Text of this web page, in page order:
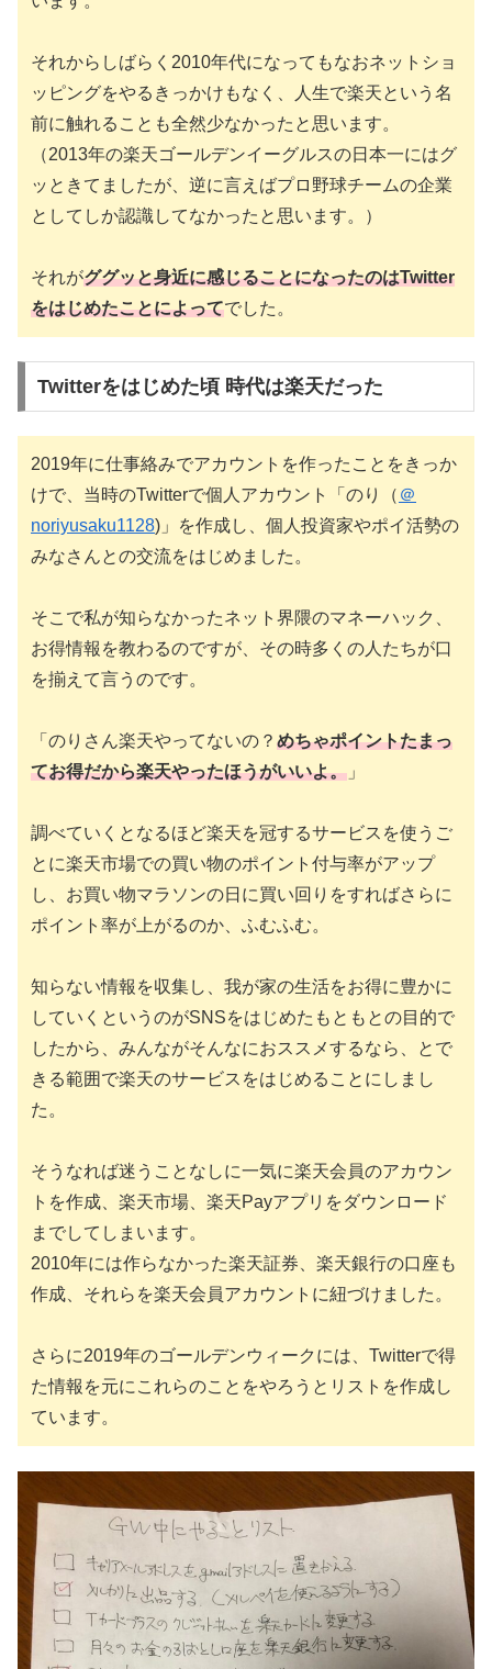
それからしばらく2010年代になってもなおネットショ
ッピングをやるきっかけもなく、人生で楽天という名
前に触れることも全然少なかったと思います。
（2013年の楽天ゴールデンイーグルスの日本一にはグ
ッときてましたが、逆に言えばプロ野球チームの企業
としてしか認識してなかったと思います。）
それがググッと身近に感じることになったのはTwitter
をはじめたことによってでした。
Twitterをはじめた頃 時代は楽天だった
2019年に仕事絡みでアカウントを作ったことをきっか
けで、当時のTwitterで個人アカウント「のり（ ＠
noriyusaku1128)」を作成し、個人投資家やポイ活勢の
みなさんとの交流をはじめました。
そこで私が知らなかったネット界隈のマネーハック、
お得情報を教わるのですが、その時多くの人たちが口
を揃えて言うのです。
「のりさん楽天やってないの？ めちゃポイントたまっ
てお得だから楽天やったほうがいいよ。 」
調べていくとなるほど楽天を冠するサービスを使うご
とに楽天市場での買い物のポイント付与率がアップ
し、お買い物マラソンの日に買い回りをすればさらに
ポイント率が上がるのか、ふむふむ。
知らない情報を収集し、我が家の生活をお得に豊かに
していくというのがSNSをはじめたもともとの目的で
したから、みんながそんなにおススメするなら、とで
きる範囲で楽天のサービスをはじめることにしまし
た。
そうなれば迷うことなしに一気に楽天会員のアカウン
トを作成、楽天市場、楽天Payアプリをダウンロード
までしてしまいます。
2010年には作らなかった楽天証券、楽天銀行の口座も
作成、それらを楽天会員アカウントに紐づけました。
さらに2019年のゴールデンウィークには、Twitterで得
た情報を元にこれらのことをやろうとリストを作成し
ています。